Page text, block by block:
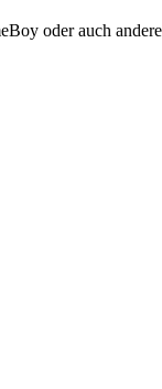
oder auch